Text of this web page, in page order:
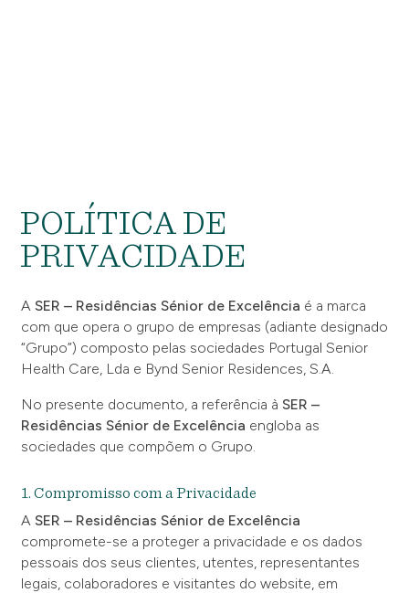
POLÍTICA DE
PRIVACIDADE
A SER – Residências Sénior de Excelência é a marca
com que opera o grupo de empresas (adiante designado
“Grupo”) composto pelas sociedades Portugal Senior
Health Care, Lda e Bynd Senior Residences, S.A.
No presente documento, a referência à SER –
Residências Sénior de Excelência engloba as
sociedades que compõem o Grupo.
1. Compromisso com a Privacidade
A SER – Residências Sénior de Excelência
compromete-se a proteger a privacidade e os dados
pessoais dos seus clientes, utentes, representantes
legais, colaboradores e visitantes do website, em